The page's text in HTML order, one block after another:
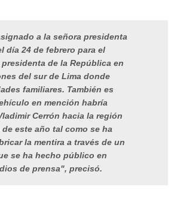
a la señora presidenta
día 24 de febrero para el
de la República en
del sur de Lima donde
familiares. También es
en mención habría
Cerrón hacia la región
este año tal como se ha
la mentira a través de un
se ha hecho público en
de prensa", precisó.